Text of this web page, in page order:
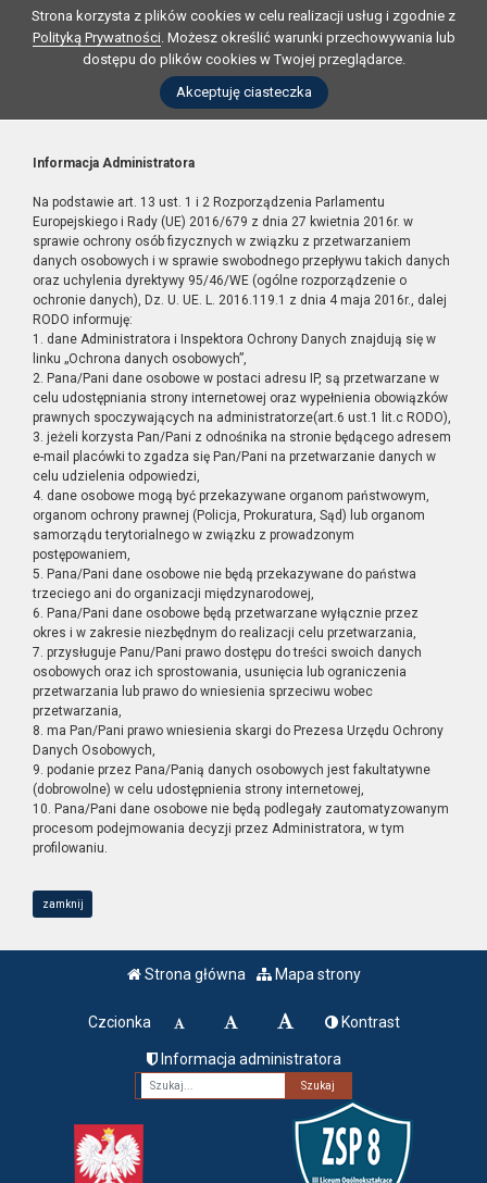
Strona korzysta z plików cookies w celu realizacji usług i zgodnie z
Polityką Prywatności. Możesz określić warunki przechowywania lub
dostępu do plików cookies w Twojej przeglądarce.
Akceptuję ciasteczka
Informacja Administratora
Na podstawie art. 13 ust. 1 i 2 Rozporządzenia Parlamentu
Europejskiego i Rady (UE) 2016/679 z dnia 27 kwietnia 2016r. w
sprawie ochrony osób fizycznych w związku z przetwarzaniem
danych osobowych i w sprawie swobodnego przepływu takich danych
oraz uchylenia dyrektywy 95/46/WE (ogólne rozporządzenie o
ochronie danych), Dz. U. UE. L. 2016.119.1 z dnia 4 maja 2016r., dalej
RODO informuję:
1. dane Administratora i Inspektora Ochrony Danych znajdują się w
linku „Ochrona danych osobowych”,
2. Pana/Pani dane osobowe w postaci adresu IP, są przetwarzane w
celu udostępniania strony internetowej oraz wypełnienia obowiązków
prawnych spoczywających na administratorze(art.6 ust.1 lit.c RODO),
3. jeżeli korzysta Pan/Pani z odnośnika na stronie będącego adresem
e-mail placówki to zgadza się Pan/Pani na przetwarzanie danych w
celu udzielenia odpowiedzi,
4. dane osobowe mogą być przekazywane organom państwowym,
organom ochrony prawnej (Policja, Prokuratura, Sąd) lub organom
samorządu terytorialnego w związku z prowadzonym
postępowaniem,
5. Pana/Pani dane osobowe nie będą przekazywane do państwa
trzeciego ani do organizacji międzynarodowej,
6. Pana/Pani dane osobowe będą przetwarzane wyłącznie przez
okres i w zakresie niezbędnym do realizacji celu przetwarzania,
7. przysługuje Panu/Pani prawo dostępu do treści swoich danych
osobowych oraz ich sprostowania, usunięcia lub ograniczenia
przetwarzania lub prawo do wniesienia sprzeciwu wobec
przetwarzania,
8. ma Pan/Pani prawo wniesienia skargi do Prezesa Urzędu Ochrony
Danych Osobowych,
9. podanie przez Pana/Panią danych osobowych jest fakultatywne
(dobrowolne) w celu udostępnienia strony internetowej,
10. Pana/Pani dane osobowe nie będą podlegały zautomatyzowanym
procesom podejmowania decyzji przez Administratora, w tym
profilowaniu.
zamknij
Strona główna Mapa strony
Czcionka Kontrast
Informacja administratora
Fraza